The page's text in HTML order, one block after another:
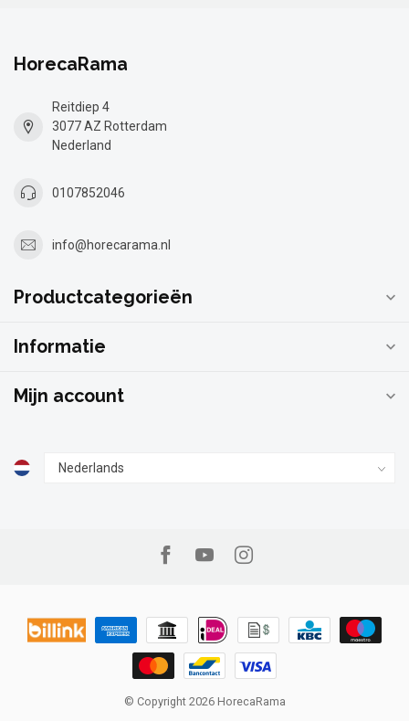
HorecaRama
Reitdiep 4
3077 AZ Rotterdam
Nederland
0107852046
info@horecarama.nl
Productcategorieën
Informatie
Mijn account
© Copyright 2026 HorecaRama